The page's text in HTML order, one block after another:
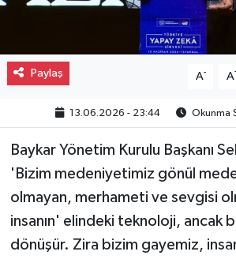
Paylaş A- A
13.06.2026 - 23:44 Okunma
Baykar Yönetim Kurulu Başkanı
'Bizim medeniyetimiz gönül
olmayan, merhameti ve sevgisi
insanın' elindeki teknoloji, ancak
dönüşür. Zira bizim gayemiz,